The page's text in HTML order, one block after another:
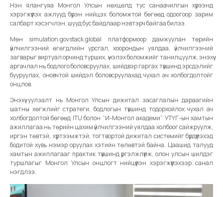
Нэн ялангуяа Монгол Улсын нөхцөлд тус санаачилгын хүрээнд
хэрэгжүүлэх ажлууд бүрэн нийцэх боломжтой бөгөөд одоогоор зарим
салбарт хэсэгчлэн, шууд бус байдлаар нэвтэрч байгаа билээ.
Мөн simulation.govstack.global платформоор дамжуулан төрийн
үйлчилгээний өгөгдлийн урсгал, хоорондын уялдаа, үйлчилгээний
загварыг виртуал орчинд турших, үнэлэх боломжийг танилцуулж, энэхүү
аргачлал нь бодлого боловсруулах, шийдвэр гаргах түвшинд эрсдэлийг
бууруулах, оновчтой шийдэл боловсруулахад чухал ач холбогдолтойг
онцлов.
Энэхүү уулзалт нь Монгол Улсын дижитал засаглалын дараагийн
шатны хөгжлийг стратеги, бодлогын түвшинд тодорхойлох чухал ач
холбогдолтой бөгөөд ITU болон “И-Монгол академи” УТҮГ-ын хамтын
ажиллагаа нь төрийн цахим үйлчилгээний уялдаа холбоог сайжруулж,
иргэн төвтэй, хүртээмжтэй, тогтвортой дижитал системийг бүрдүүлэхэд
бодитой хувь нэмэр оруулах хэтийн төлөвтэй байна. Цаашид талууд
хамтын ажиллагааг практик түвшинд үргэлжлүүлж, олон улсын шилдэг
туршлагыг Монгол Улсын онцлогт нийцүүлэн хэрэгжүүлэхээр санал
нэгдлээ.